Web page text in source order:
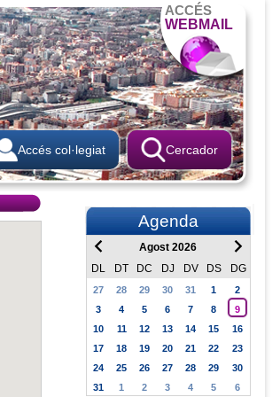
ACCÉS
WEBMAIL
Cercador
Accés col·legiat
Agenda
Agost 2026
DL
DT DC DJ DV DS DG
27 28 29 30 31 1
2
3
4 5 6 7 8
9
10
11 12 13 14 15
16
17
18 19 20 21 22
23
24
25 26 27 28 29
30
31
1 2 3 4 5 6